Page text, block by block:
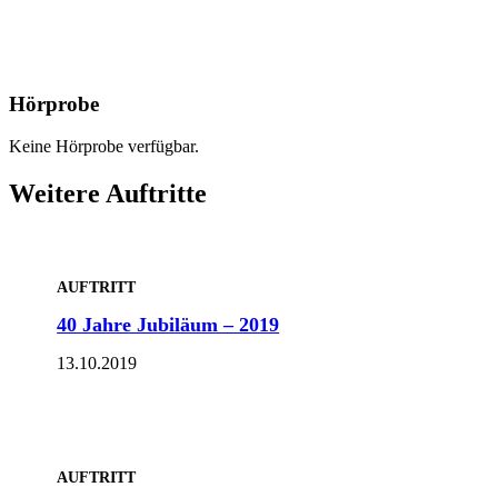
Hörprobe
Keine Hörprobe verfügbar.
Weitere Auftritte
AUFTRITT
40 Jahre Jubiläum – 2019
13.10.2019
AUFTRITT